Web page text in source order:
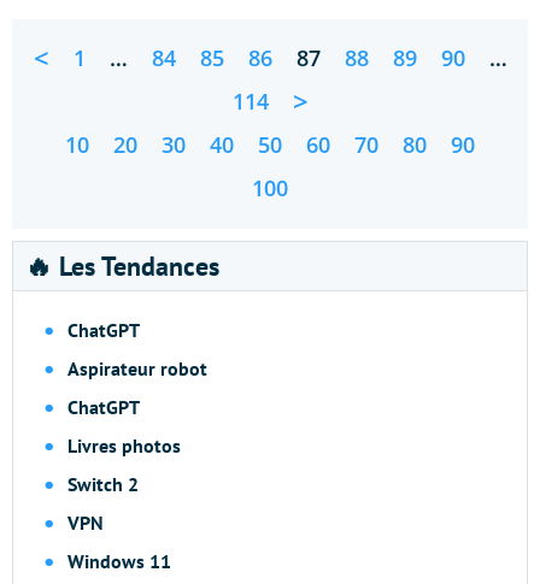
< 1 … 84 85 86 87 88 89 90
…
114
>
10 20 30 40 50 60 70 80
90
100
🔥 Les Tendances
ChatGPT
Aspirateur robot
ChatGPT
Livres photos
Switch 2
VPN
Windows 11